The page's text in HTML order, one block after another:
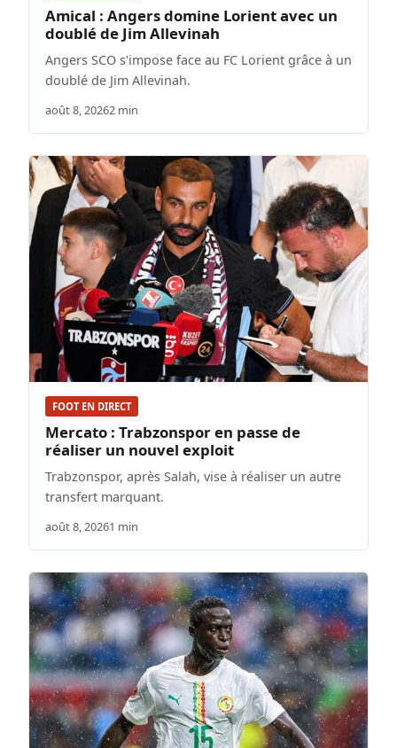
Amical : Angers domine Lorient avec un
doublé de Jim Allevinah
Angers SCO s'impose face au FC Lorient grâce à un
doublé de Jim Allevinah.
août 8, 20262 min
FOOT EN DIRECT
Mercato : Trabzonspor en passe de
réaliser un nouvel exploit
Trabzonspor, après Salah, vise à réaliser un autre
transfert marquant.
août 8, 20261 min